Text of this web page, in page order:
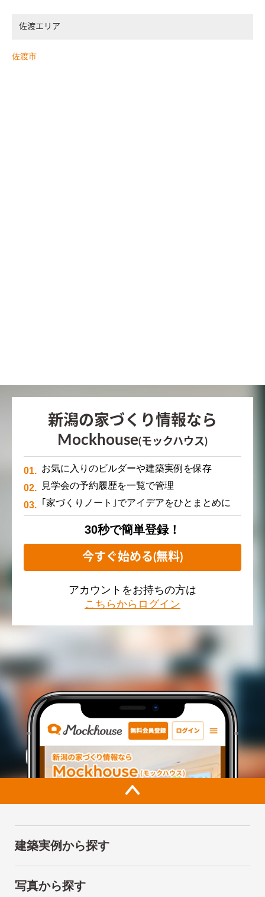
佐渡エリア
佐渡市
新潟の家づくり情報なら
Mockhouse(モックハウス)
お気に入りのビルダーや建築実例を保存
見学会の予約履歴を一覧で管理
｢家づくりノート｣でアイデアをひとまとめに
30秒で簡単登録！
今すぐ始める(無料)
アカウントをお持ちの方は
こちらからログイン
建築実例から探す
写真から探す